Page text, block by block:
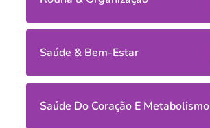
Saúde & Bem-Estar
Saúde Do Coração E Metabolismo